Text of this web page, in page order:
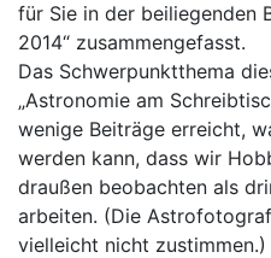
für Sie in der beiliegenden
2014“ zusammengefasst.
Das Schwerpunktthema
„Astronomie am
wenige Beiträge erreicht,
werden kann, dass wir
draußen beobachten als
arbeiten. (Die
vielleicht nicht